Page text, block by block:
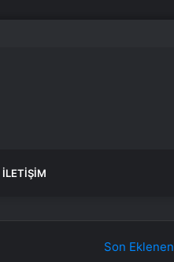
İLETIŞIM
Son Eklenen